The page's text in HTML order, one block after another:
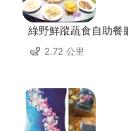
綠野鮮蹤蔬食自助餐
2.72 公里